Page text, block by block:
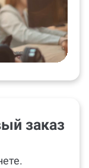
заказ